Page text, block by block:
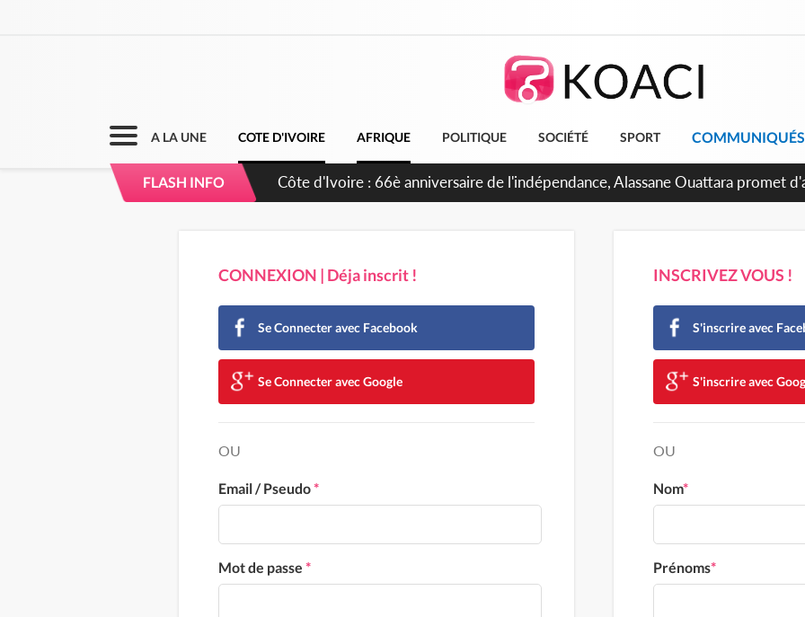
A LA UNE COTE D'IVOIRE AFRIQUE POLITIQUE SOCIÉTÉ SPORT COMMUNIQUÉS
FLASH INFO
Côte d'Ivoire : À Abidjan, Amadou Oury Bah admire le modèle ivoirien et veut
CONNEXION | Déja inscrit !
Se Connecter avec Facebook
Se Connecter avec Google
OU
Email / Pseudo*
Mot de passe *
INSCRIVEZ VOUS !
S'inscrire avec
S'inscrire avec
OU
Nom*
Prénoms*